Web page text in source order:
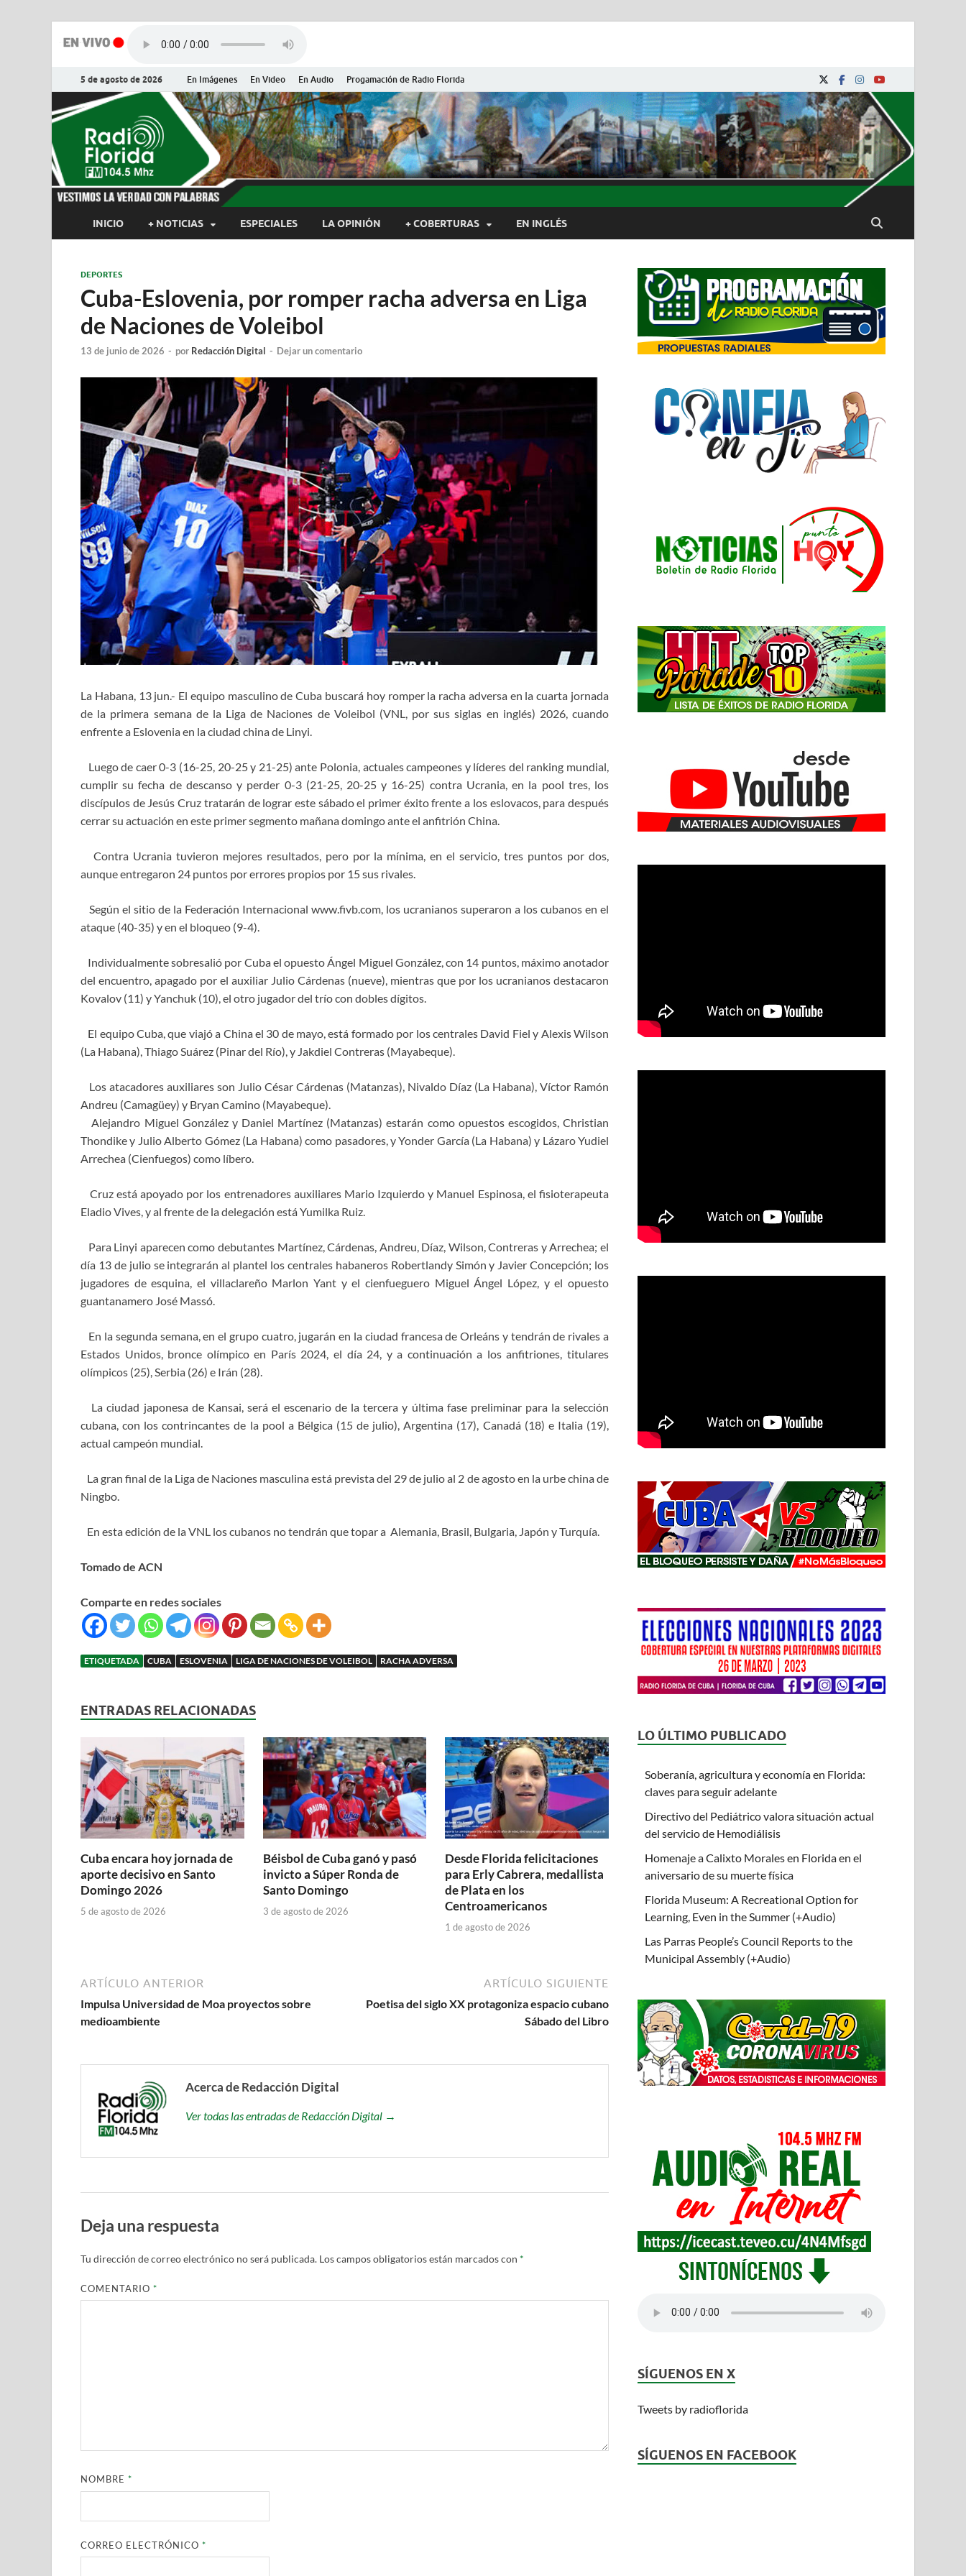
5 de agosto de 2026 En Imágenes En Video En Audio Progamación de Radio Florida
Radio Florida de Cuba
Noticias y Actualidades de Florida, Camagüey, Cuba
INICIO + NOTICIAS ESPECIALES LA OPINIÓN + COBERTURAS EN INGLÉS
DEPORTES
Cuba-Eslovenia, por romper racha adversa en Liga
de Naciones de Voleibol
13 de junio de 2026 - por Redacción Digital - Dejar un comentario
La Habana, 13 jun.- El equipo masculino de Cuba buscará hoy romper la racha adversa en la cuarta jornada
de la primera semana de la Liga de Naciones de Voleibol (VNL, por sus siglas en inglés) 2026, cuando
enfrente a Eslovenia en la ciudad china de Linyi.
Luego de caer 0-3 (16-25, 20-25 y 21-25) ante Polonia, actuales campeones y líderes del ranking mundial,
cumplir su fecha de descanso y perder 0-3 (21-25, 20-25 y 16-25) contra Ucrania, en la pool tres, los
discípulos de Jesús Cruz tratarán de lograr este sábado el primer éxito frente a los eslovacos, para después
cerrar su actuación en este primer segmento mañana domingo ante el anfitrión China.
Contra Ucrania tuvieron mejores resultados, pero por la mínima, en el servicio, tres puntos por dos,
aunque entregaron 24 puntos por errores propios por 15 sus rivales.
Según el sitio de la Federación Internacional www.fivb.com, los ucranianos superaron a los cubanos en el
ataque (40-35) y en el bloqueo (9-4).
Individualmente sobresalió por Cuba el opuesto Ángel Miguel González, con 14 puntos, máximo anotador
del encuentro, apagado por el auxiliar Julio Cárdenas (nueve), mientras que por los ucranianos destacaron
Kovalov (11) y Yanchuk (10), el otro jugador del trío con dobles dígitos.
El equipo Cuba, que viajó a China el 30 de mayo, está formado por los centrales David Fiel y Alexis Wilson
(La Habana), Thiago Suárez (Pinar del Río), y Jakdiel Contreras (Mayabeque).
Los atacadores auxiliares son Julio César Cárdenas (Matanzas), Nivaldo Díaz (La Habana), Víctor Ramón
Andreu (Camagüey) y Bryan Camino (Mayabeque).
Alejandro Miguel González y Daniel Martínez (Matanzas) estarán como opuestos escogidos, Christian
Thondike y Julio Alberto Gómez (La Habana) como pasadores, y Yonder García (La Habana) y Lázaro Yudiel
Arrechea (Cienfuegos) como líbero.
Cruz está apoyado por los entrenadores auxiliares Mario Izquierdo y Manuel Espinosa, el fisioterapeuta
Eladio Vives, y al frente de la delegación está Yumilka Ruiz.
Para Linyi aparecen como debutantes Martínez, Cárdenas, Andreu, Díaz, Wilson, Contreras y Arrechea; el
día 13 de julio se integrarán al plantel los centrales habaneros Robertlandy Simón y Javier Concepción; los
jugadores de esquina, el villaclareño Marlon Yant y el cienfueguero Miguel Ángel López, y el opuesto
guantanamero José Massó.
En la segunda semana, en el grupo cuatro, jugarán en la ciudad francesa de Orleáns y tendrán de rivales a
Estados Unidos, bronce olímpico en París 2024, el día 24, y a continuación a los anfitriones, titulares
olímpicos (25), Serbia (26) e Irán (28).
La ciudad japonesa de Kansai, será el escenario de la tercera y última fase preliminar para la selección
cubana, con los contrincantes de la pool a Bélgica (15 de julio), Argentina (17), Canadá (18) e Italia (19),
actual campeón mundial.
La gran final de la Liga de Naciones masculina está prevista del 29 de julio al 2 de agosto en la urbe china de
Ningbo.
En esta edición de la VNL los cubanos no tendrán que topar a Alemania, Brasil, Bulgaria, Japón y Turquía.
Tomado de ACN
Comparte en redes sociales
ETIQUETADA CUBA ESLOVENIA LIGA DE NACIONES DE VOLEIBOL RACHA ADVERSA
ENTRADAS RELACIONADAS
Cuba encara hoy jornada de
aporte decisivo en Santo
Domingo 2026
5 de agosto de 2026
Béisbol de Cuba ganó y pasó
invicto a Súper Ronda de
Santo Domingo
3 de agosto de 2026
Desde Florida felicitaciones
para Erly Cabrera, medallista
de Plata en los
Centroamericanos
1 de agosto de 2026
ARTÍCULO ANTERIOR
Impulsa Universidad de Moa proyectos sobre
medioambiente
ARTÍCULO SIGUIENTE
Poetisa del siglo XX protagoniza espacio cubano
Sábado del Libro
Acerca de Redacción Digital
Ver todas las entradas de Redacción Digital →
Deja una respuesta
Tu dirección de correo electrónico no será publicada. Los campos obligatorios están marcados con *
COMENTARIO*
NOMBRE*
CORREO ELECTRÓNICO*
LO ÚLTIMO PUBLICADO
Soberanía, agricultura y economía en Florida:
claves para seguir adelante
Directivo del Pediátrico valora situación actual
del servicio de Hemodiálisis
Homenaje a Calixto Morales en Florida en el
aniversario de su muerte física
Florida Museum: A Recreational Option for
Learning, Even in the Summer (+Audio)
Las Parras People’s Council Reports to the
Municipal Assembly (+Audio)
SÍGUENOS EN X
Tweets by radioflorida
SÍGUENOS EN FACEBOOK